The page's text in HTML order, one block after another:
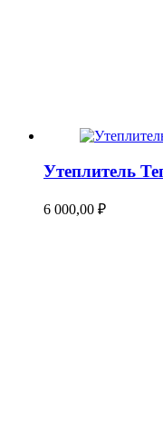
Утеплитель
6 000,00 ₽